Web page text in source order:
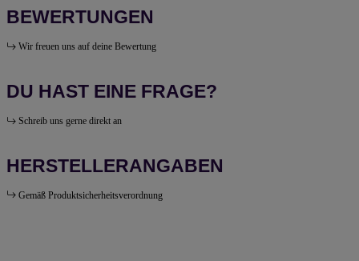
BEWERTUNGEN
Wir freuen uns auf deine Bewertung
DU HAST EINE FRAGE?
Schreib uns gerne direkt an
HERSTELLERANGABEN
Gemäß Produktsicherheitsverordnung